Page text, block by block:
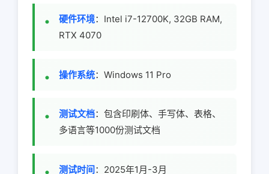
硬件环境：Intel i7-12700K, 32GB RAM,
RTX 4070
操作系统：Windows 11 Pro
测试文档：包含印刷体、手写体、表格、
多语言等1000份测试文档
测试时间：2025年1月-3月